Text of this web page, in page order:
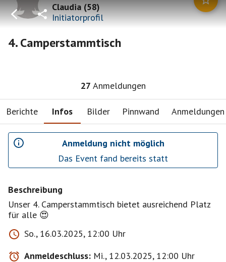
Claudia(58)
Initiatorprofil
4. Camperstammtisch
27 Anmeldungen
Berichte Infos Bilder Pinnwand Anmeldungen
Anmeldung nicht möglich
Das Event fand bereits statt
Beschreibung
Unser 4. Camperstammtisch bietet ausreichend Platz
für alle 😍
So., 16.03.2025, 12:00 Uhr
Anmeldeschluss: Mi., 12.03.2025, 12:00 Uhr